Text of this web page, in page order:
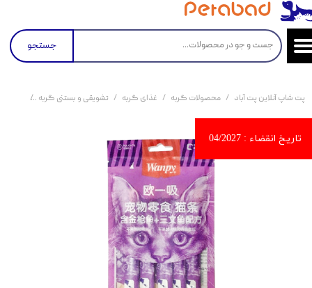
جستجو
پت شاپ آنلاین پت آباد محصولات گربه غذای گربه تشویقی و بستنی گربه